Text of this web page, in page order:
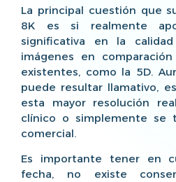
La principal cuestión que
8K es si realmente
significativa en la
imágenes en
existentes, como la 5D.
puede resultar llamativo,
esta mayor resolución
clínico o simplemente se
comercial.
Es importante tener en
fecha, no existe